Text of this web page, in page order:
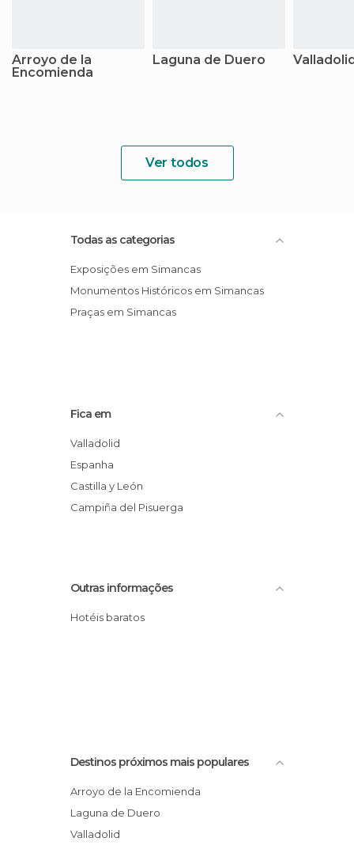
Arroyo de la
Encomienda
Laguna de Duero
Ver todos
Todas as categorias
Exposições em Simancas
Monumentos Históricos em Simancas
Praças em Simancas
Fica em
Valladolid
Espanha
Castilla y León
Campiña del Pisuerga
Outras informações
Hotéis baratos
Destinos próximos mais populares
Arroyo de la Encomienda
Laguna de Duero
Valladolid